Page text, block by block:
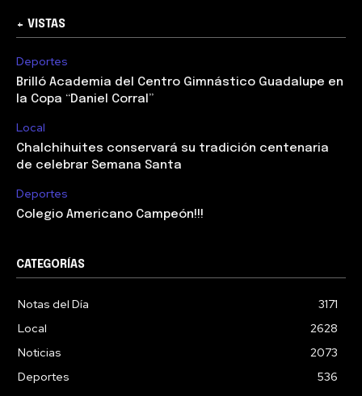
+ VISTAS
Deportes
Brilló Academia del Centro Gimnástico Guadalupe en
la Copa “Daniel Corral”
Local
Chalchihuites conservará su tradición centenaria
de celebrar Semana Santa
Deportes
Colegio Americano Campeón!!!
CATEGORÍAS
Notas del Día
3171
Local
2628
Noticias
2073
Deportes
536